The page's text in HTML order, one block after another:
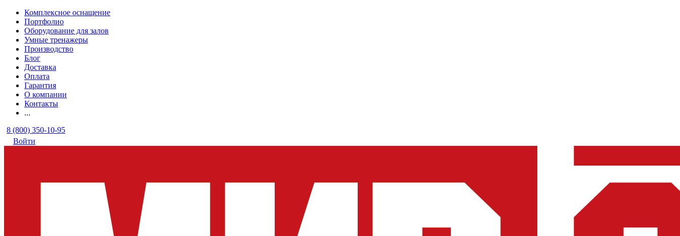
Комплексное оснащение
Портфолио
Оборудование для залов
Умные тренажеры
Производство
Блог
Доставка
Оплата
Гарантия
О компании
Контакты
...
8 (800) 350-10-95
Войти